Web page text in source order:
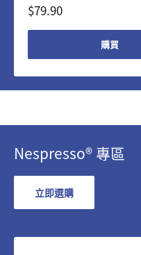
$79.90
購買
Nespresso® 專區
立即選購